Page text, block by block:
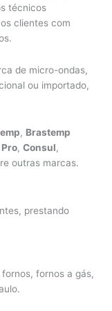
técnicos
clientes com
de micro-ondas,
ou importado,
, Brastemp
,Consul,
outras marcas.
prestando
fornos a gás,